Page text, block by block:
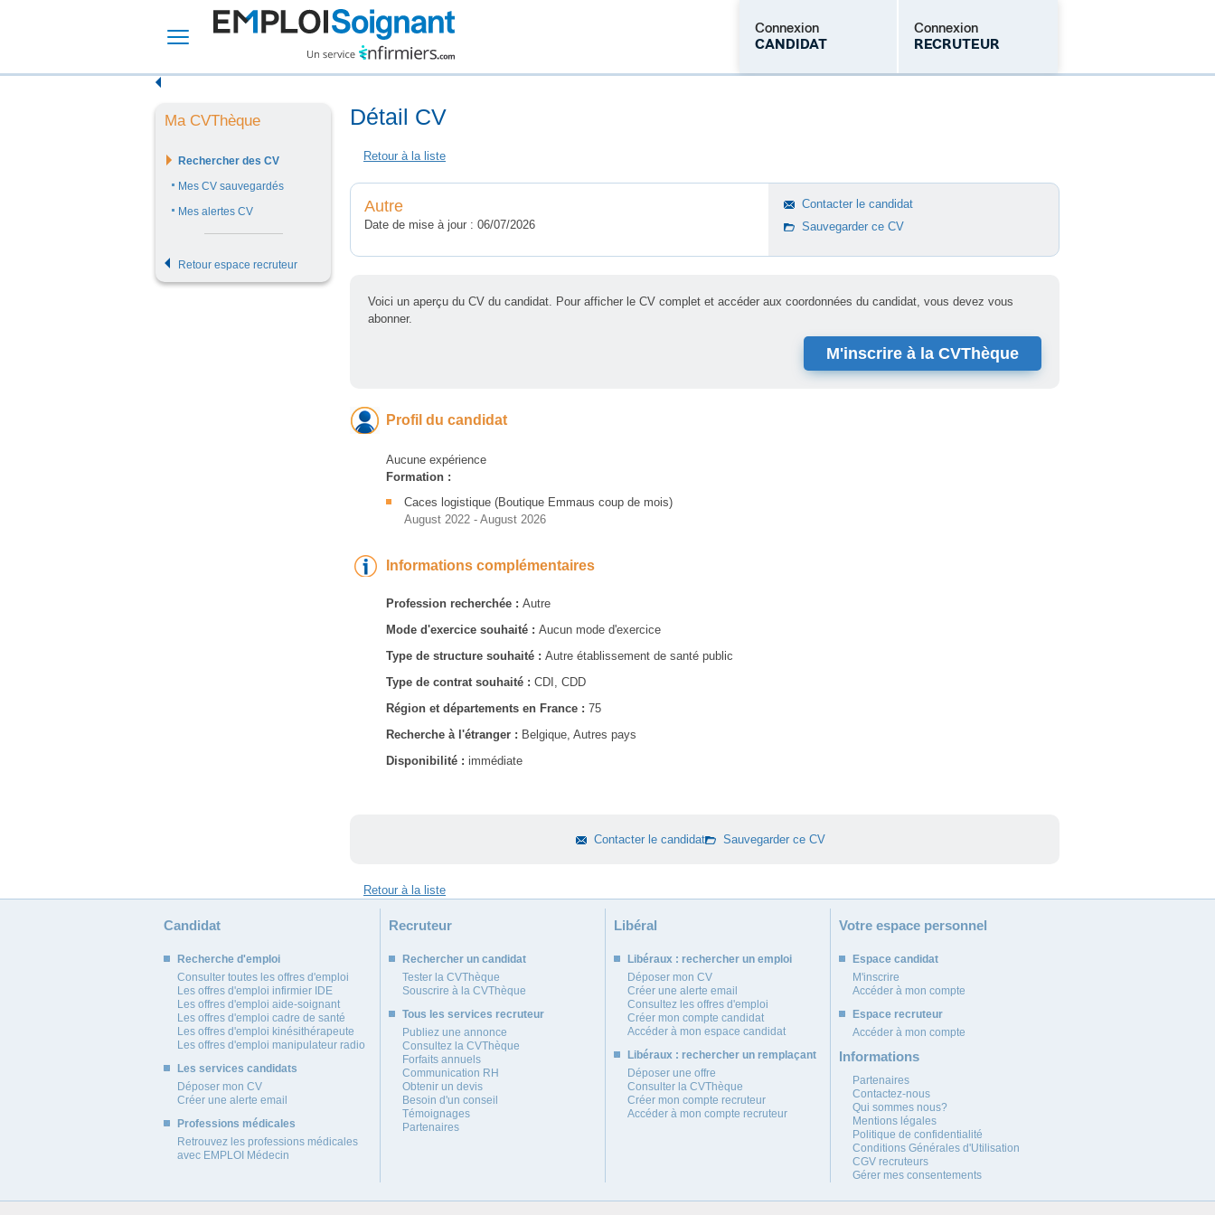
Connexion
CANDIDAT
Connexion
RECRUTEUR
Ma CVThèque
Rechercher des CV
Mes CV sauvegardés
Mes alertes CV
Retour espace recruteur
Détail CV
Autre
Date de mise à jour : 06/07/2026
Contacter le candidat
Sauvegarder ce CV
Voici un aperçu du CV du candidat. Pour afficher le CV complet et accéder aux coordonnées du candidat, vous devez vous
abonner.
M'inscrire à la CVThèque
Profil du candidat
Aucune expérience
Formation :
Caces logistique (Boutique Emmaus coup de mois)
August 2022 - August 2026
Informations complémentaires
Profession recherchée : Autre
Mode d'exercice souhaité : Aucun mode d'exercice
Type de structure souhaité : Autre établissement de santé public
Type de contrat souhaité : CDI, CDD
Région et départements en France : 75
Recherche à l'étranger : Belgique, Autres pays
Disponibilité : immédiate
Contacter le candidat Sauvegarder ce CV
Candidat
Recherche d'emploi
Consulter toutes les offres d'emploi
Les offres d'emploi infirmier IDE
Les offres d'emploi aide-soignant
Les offres d'emploi cadre de santé
Les offres d'emploi kinésithérapeute
Les offres d'emploi manipulateur radio
Les services candidats
Déposer mon CV
Créer une alerte email
Professions médicales
Retrouvez les professions médicales
avec EMPLOI Médecin
Recruteur
Rechercher un candidat
Tester la CVThèque
Souscrire à la CVThèque
Tous les services recruteur
Publiez une annonce
Consultez la CVThèque
Forfaits annuels
Communication RH
Obtenir un devis
Besoin d'un conseil
Témoignages
Partenaires
Libéral
Libéraux : rechercher un emploi
Déposer mon CV
Créer une alerte email
Consultez les offres d'emploi
Créer mon compte candidat
Accéder à mon espace candidat
Libéraux : rechercher un remplaçant
Déposer une offre
Consulter la CVThèque
Créer mon compte recruteur
Accéder à mon compte recruteur
Votre espace personnel
Espace candidat
M'inscrire
Accéder à mon compte
Espace recruteur
Accéder à mon compte
Informations
Partenaires
Contactez-nous
Qui sommes nous?
Mentions légales
Politique de confidentialité
Conditions Générales d'Utilisation
CGV recruteurs
Gérer mes consentements